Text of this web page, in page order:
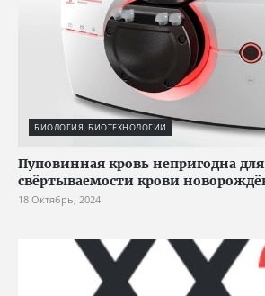
БИОЛОГИЯ, БИОТЕХНОЛОГИИ
Пуповинная кровь непригодна
свёртываемости крови
18 Октябрь, 2024